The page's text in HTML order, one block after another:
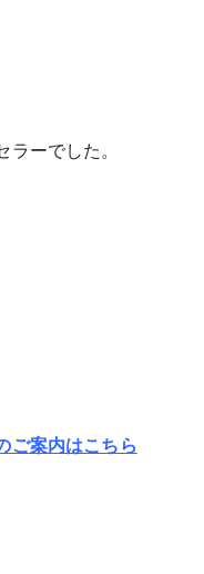
ーでした。
ご案内はこちら